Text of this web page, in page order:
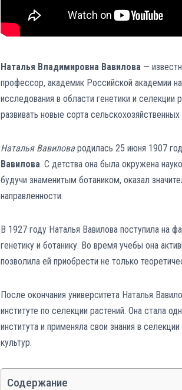
Наталья Владимировна Вавилова —
профессор, академик Российской академии
исследования в области генетики и селекции
развивать новые сорта
Наталья Вавиловародилась 25 июня 1907
Вавилова. С детства она была окружена
будучи знаменитым ботаником, оказал
направленности.
В 1927 году Наталья Вавилова поступила на
генетику и ботанику. Во время учебы она
позволила ей приобрести не только
После окончания университета Наталья
институте по селекции растений. Она стала
института и применяла свои знания в
культур.
Содержание